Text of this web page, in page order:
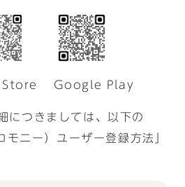
Google Play
につきましては、以下の
ニー）ユーザー登録方法」